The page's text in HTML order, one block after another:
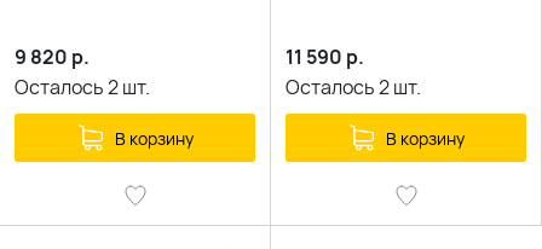
9 820 р.
Осталось2шт.
В корзину
11 590 р.
Осталось2шт.
В корзину